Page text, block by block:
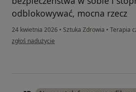
odblokowywać, mocna rzecz
24 kwietnia 2026 • Sztuka Zdrowia • Terapia
w opinii użytkownika Ha
zgłoś nadużycie